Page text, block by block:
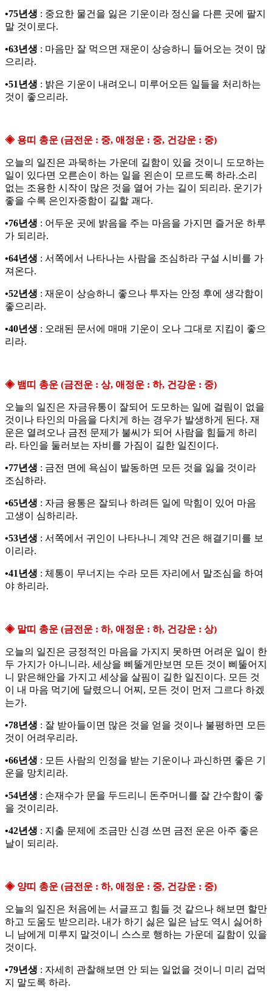
•75년생 : 중요한 물건을 잃은 기운이라 정신을 다른 곳에 팔지
말 것이로다.
•63년생 : 마음만 잘 먹으면 재운이 상승하니 들어오는 것이 많
으리라.
•51년생 : 밝은 기운이 내려오니 미루어오든 일들을 처리하는
것이 좋으리라.
◈ 용띠 총운 (금전운 : 중, 애정운 : 중, 건강운 : 중)
오늘의 일진은 과묵하는 가운데 길함이 있을 것이니 도모하는
일이 있다면 오른손이 하는 일을 왼손이 모르도록 하라.소리
없는 조용한 시작이 많은 것을 열어 가는 길이 되리라. 운기가
좋을 수록 은인자중함이 길할 괘다.
•76년생 : 어두운 곳에 밝음을 주는 마음을 가지면 즐거운 하루
가 되리라.
•64년생 : 서쪽에서 나타나는 사람을 조심하라 구설 시비를 가
져온다.
•52년생 : 재운이 상승하니 좋으나 투자는 안정 후에 생각함이
좋으리라.
•40년생 : 오래된 문서에 매매 기운이 오나 그대로 지킴이 좋으
리라.
◈ 뱀띠 총운 (금전운 : 상, 애정운 : 하, 건강운 : 중)
오늘의 일진은 자금유통이 잘되어 도모하는 일에 걸림이 없을
것이나 타인의 마음을 다치게 하는 경우가 발생하게 된다. 재
운은 열려오나 금전 문제가 불씨가 되어 사람을 힘들게 하리
라. 타인을 둘러보는 자비를 가짐이 길한 일진이다.
•77년생 : 금전 면에 욕심이 발동하면 모든 것을 잃을 것이라
조심하라.
•65년생 : 자금 융통은 잘되나 하려든 일에 막힘이 있어 마음
고생이 심하리라.
•53년생 : 서쪽에서 귀인이 나타나니 계약 건은 해결기미를 보
이리라.
•41년생 : 체통이 무너지는 수라 모든 자리에서 말조심을 하여
야 하리라.
◈ 말띠 총운 (금전운 : 하, 애정운 : 하, 건강운 : 상)
오늘의 일진은 긍정적인 마음을 가지지 못하면 어려운 일이 한
두 가지가 아니니라. 세상을 삐뚤게만보면 모든 것이 삐뚤어지
니 맑은해안을 가지고 세상을 살핌이 길한 일진이다. 모든 것
이 내 마음 먹기에 달렸으니 어찌, 모든 것이 먼저 그르다 하겠
는가.
•78년생 : 잘 받아들이면 많은 것을 얻을 것이나 불평하면 모든
것이 어려우리라.
•66년생 : 모든 사람의 인정을 받는 기운이나 과신하면 좋은 기
운을 망치리라.
•54년생 : 손재수가 문을 두드리니 돈주머니를 잘 간수함이 좋
을 것이리라.
•42년생 : 지출 문제에 조금만 신경 쓰면 금전 운은 아주 좋은
날이 되리라.
◈ 양띠 총운 (금전운 : 하, 애정운 : 중, 건강운 : 중)
오늘의 일진은 처음에는 서글프고 힘들 것 같으나 해보면 할만
하고 도움도 받으리라. 내가 하기 싫은 일은 남도 역시 싫어하
니 남에게 미루지 말것이니 스스로 행하는 가운데 길함이 있을
것이다.
•79년생 : 자세히 관찰해보면 안 되는 일없을 것이니 미리 겁먹
지 말도록 하라.